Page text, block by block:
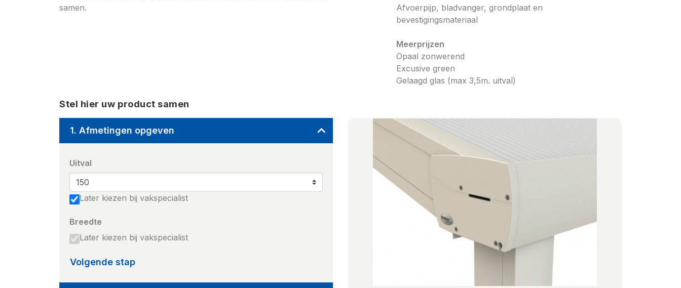
samen.
Afvoerpijp, bladvanger, grondplaat en
bevestigingsmateriaal
Meerprijzen
Opaal zonwerend
Excusive green
Gelaagd glas (max 3,5m. uitval)
Stel hier uw product samen
1. Afmetingen opgeven
Uitval
Later kiezen bij vakspecialist
Breedte
Later kiezen bij vakspecialist
Volgende stap